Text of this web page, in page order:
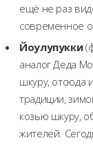
ещё не раз
современное
Йоулупукки
аналог Деда
шкуру, отсюда
традиции,
козью шкуру,
жителей.